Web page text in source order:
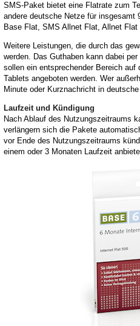
SMS-Paket bietet eine Flatrate zum
andere deutsche Netze für insgesamt
Base Flat, SMS Allnet Flat, Allnet
Weitere Leistungen, die durch das
werden. Das Guthaben kann dabei
sollen ein entsprechender Bereich
Tablets angeboten werden. Wer
Minute oder Kurznachricht in
Laufzeit und Kündigung
Nach Ablauf des Nutzungszeitraums
verlängern sich die Pakete
vor Ende des Nutzungszeitraums
einem oder 3 Monaten Laufzeit